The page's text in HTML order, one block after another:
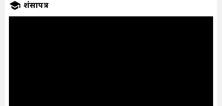
प्रशंसापत्र